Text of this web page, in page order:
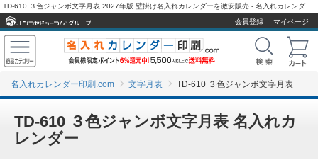
会員登録
マイページ
名入れカレンダー印刷.com 文字月表 TD-610 ３色ジャンボ文字月表
TD-610 ３色ジャンボ文字月表 名入れカ
レンダー